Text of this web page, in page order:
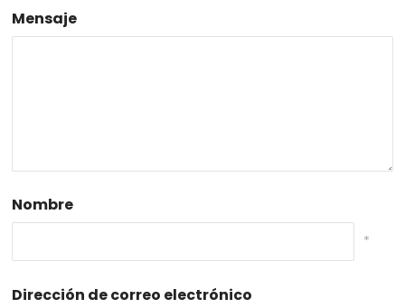
Mensaje
Nombre
*
Dirección de correo electrónico